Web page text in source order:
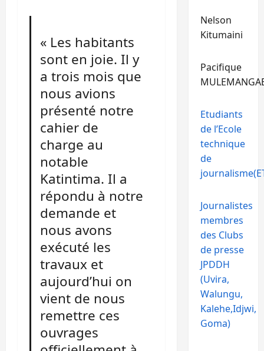
« Les habitants
sont en joie. Il y
a trois mois que
nous avions
présenté notre
cahier de
charge au
notable
Katintima. Il a
répondu à notre
demande et
nous avons
exécuté les
travaux et
aujourd’hui on
vient de nous
remettre ces
ouvrages
Nelson
Kitumaini
Pacifique
Etudiants
de l’Ecole
technique
de
Journalistes
membres
des Clubs
de presse
JPDDH
(Uvira,
Walungu,
Kalehe,Idjwi,
Goma)